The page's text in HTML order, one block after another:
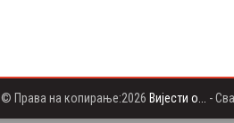
© Права на копирање:2026 Вијести о... -